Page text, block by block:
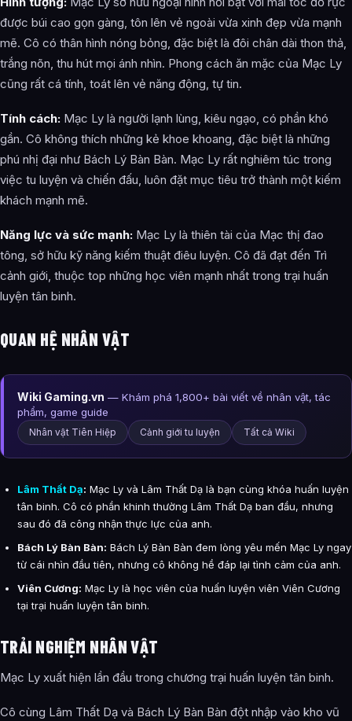
được búi cao gọn gàng, tôn lên vẻ ngoài vừa xinh đẹp vừa mạnh
mẽ. Cô có thân hình nóng bỏng, đặc biệt là đôi chân dài thon thả,
trắng nõn, thu hút mọi ánh nhìn. Phong cách ăn mặc của Mạc Ly
cũng rất cá tính, toát lên vẻ năng động, tự tin.
Tính cách: Mạc Ly là người lạnh lùng, kiêu ngạo, có phần khó
gần. Cô không thích những kẻ khoe khoang, đặc biệt là những
phú nhị đại như Bách Lý Bàn Bàn. Mạc Ly rất nghiêm túc trong
việc tu luyện và chiến đấu, luôn đặt mục tiêu trở thành một kiếm
khách mạnh mẽ.
Năng lực và sức mạnh: Mạc Ly là thiên tài của Mạc thị đao
tông, sở hữu kỹ năng kiếm thuật điêu luyện. Cô đã đạt đến Trì
cảnh giới, thuộc top những học viên mạnh nhất trong trại huấn
luyện tân binh.
QUAN HỆ NHÂN VẬT
Wiki Gaming.vn — Khám phá 1,800+ bài viết về nhân vật, tác
phẩm, game guide
Nhân vật Tiên Hiệp Cảnh giới tu luyện Tất cả Wiki
Lâm Thất Dạ: Mạc Ly và Lâm Thất Dạ là bạn cùng khóa huấn luyện
tân binh. Cô có phần khinh thường Lâm Thất Dạ ban đầu, nhưng
sau đó đã công nhận thực lực của anh.
Bách Lý Bàn Bàn: Bách Lý Bàn Bàn đem lòng yêu mến Mạc Ly ngay
từ cái nhìn đầu tiên, nhưng cô không hề đáp lại tình cảm của anh.
Viên Cương: Mạc Ly là học viên của huấn luyện viên Viên Cương
tại trại huấn luyện tân binh.
TRẢI NGHIỆM NHÂN VẬT
Mạc Ly xuất hiện lần đầu trong chương trại huấn luyện tân binh.
Cô cùng Lâm Thất Dạ và Bách Lý Bàn Bàn đột nhập vào kho vũ